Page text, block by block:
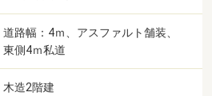
道路幅：4ｍ、アスファルト舗装、
東側4ｍ私道
木造2階建